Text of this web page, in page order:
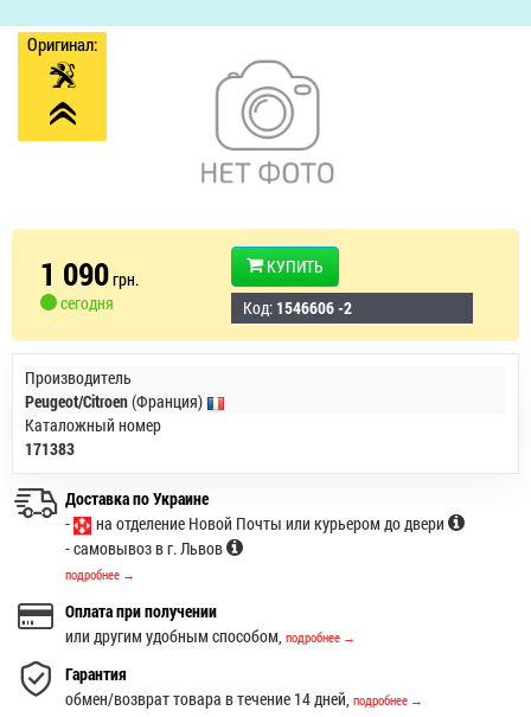
Оригинал:
1 090грн.
сегодня
КУПИТЬ
Код: 1546606 -2
Производитель
Peugeot/Citroen(Франция)
Каталожный номер
171383
Доставка по Украине
-
на отделение Новой Почты или курьером до двери
- самовывоз в г. Львов
подробнее →
Оплата при получении
или другим удобным способом, подробнее →
Гарантия
обмен/возврат товара в течение 14 дней, подробнее →